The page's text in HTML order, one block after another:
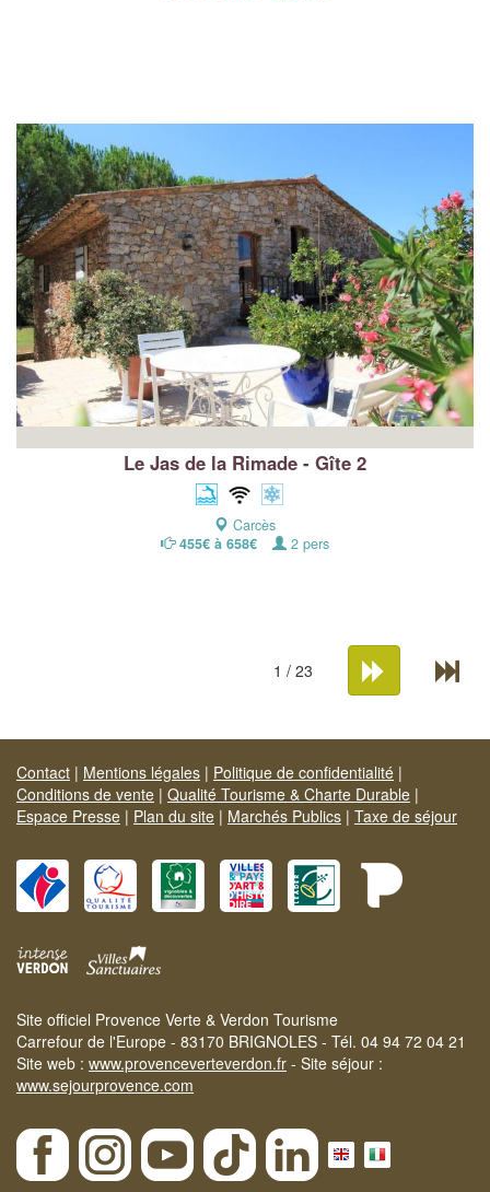
Le Jas de la Rimade - Gîte 2
Carcès
455€ à 658€
2 pers
1 / 23
Contact | Mentions légales | Politique de confidentialité |
Conditions de vente | Qualité Tourisme & Charte Durable |
Espace Presse | Plan du site | Marchés Publics | Taxe de séjour
Site officiel Provence Verte & Verdon Tourisme
Carrefour de l'Europe - 83170 BRIGNOLES - Tél. 04 94 72 04 21
Site web : www.provenceverteverdon.fr - Site séjour :
www.sejourprovence.com